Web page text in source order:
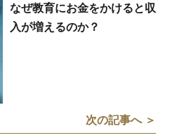
なぜ教育にお金をかけると収
入が増えるのか？
次の記事へ ＞